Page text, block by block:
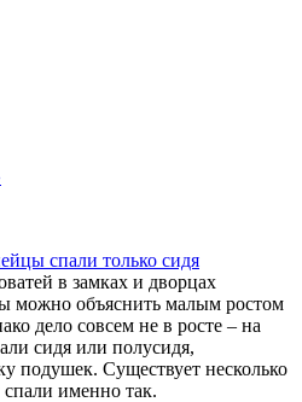
спали только сидя
в замках и дворцах
можно объяснить малым ростом
дело совсем не в росте – на
сидя или полусидя,
подушек. Существует несколько
именно так.